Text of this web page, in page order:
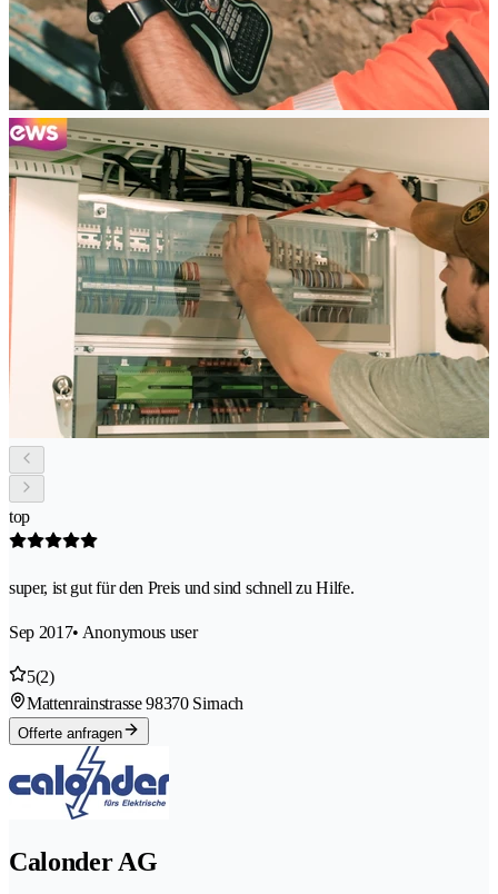
top
super, ist gut für den Preis und sind schnell zu Hilfe.
Sep 2017• Anonymous user
5(2)
Mattenrainstrasse 98370 Sirnach
Offerte anfragen
Calonder AG